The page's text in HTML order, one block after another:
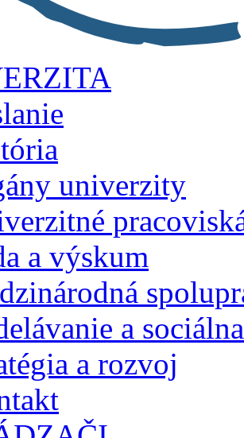
univerzity
a výskum
a
a rozvoj